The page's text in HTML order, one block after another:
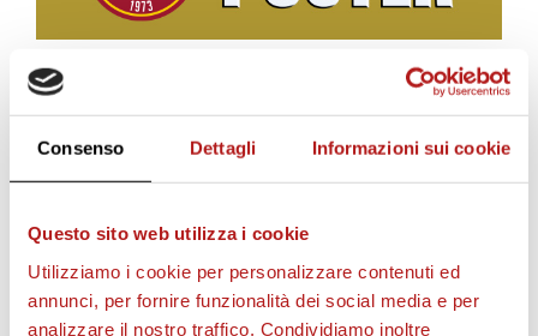
Consenso Dettagli Informazioni sui cookie
Questo sito web utilizza i cookie
Utilizziamo i cookie per personalizzare contenuti ed
annunci, per fornire funzionalità dei social media e per
analizzare il nostro traffico. Condividiamo inoltre
i
l
BIGLIETTI